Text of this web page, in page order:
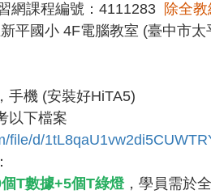
網課程編號：4111283
除全
平國小 4F電腦教室 (臺中市
手機 (安裝好HiTA5)
以下檔案
file/d/
T數據+5個T綠燈，學員需於